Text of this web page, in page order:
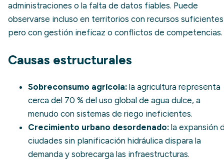
administraciones o la falta de datos fiables. Puede
observarse incluso en territorios con recursos suficientes
pero con gestión ineficaz o conflictos de competencias.
Causas estructurales
Sobreconsumo agrícola: la agricultura representa
cerca del 70 % del uso global de agua dulce, a
menudo con sistemas de riego ineficientes.
Crecimiento urbano desordenado: la expansión
ciudades sin planificación hidráulica dispara la
demanda y sobrecarga las infraestructuras.